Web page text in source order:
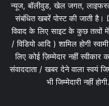
न्यूज, बॉलीवुड, खेल जगत,
संबंधित खबरें पोस्ट की जाती
विवाद के लिए साइट के कुछ तत्वों में
/ विडियो आदि ) शामिल होगी
लिए कोई ज़िम्मेदार नहीं
संवाददाता / खबर देने वाला स्वयं
भी जिम्मेदारी नहीं